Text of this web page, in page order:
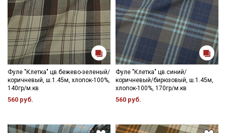
Фуле "Клетка" цв.бежево-зеленый/
коричневый, ш.1.45м, хлопок-100%,
140гр/м.кв
560 руб.
Фуле "Клетка" цв.синий/
коричневый/бирюзовый, ш.1.45м,
хлопок-100%, 170гр/м.кв
560 руб.